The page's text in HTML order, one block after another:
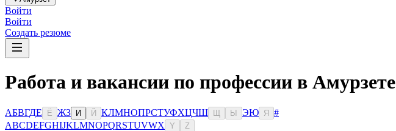
Войти
Войти
Создать резюме
Работа и вакансии по профессии в Амурзете
АБВГДЕ Ё ЖЗ И Й КЛМНОПРСТУФХЦЧШ Ы ЭЮ Я
#
ABCDEFGHIJKLMNOPQRSTUVWX Y Z